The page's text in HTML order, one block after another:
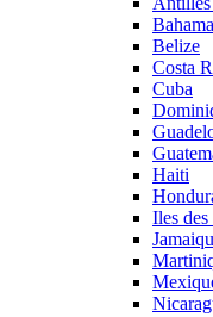
Belize
Costa
Cuba
Haiti
Iles des